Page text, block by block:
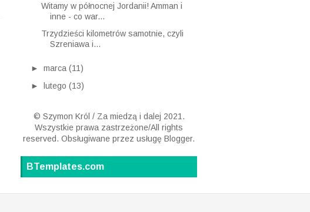
Witamy w północnej Jordanii! Amman i
inne - co war...
Trzydzieści kilometrów samotnie, czyli
Szreniawa i...
► marca (11)
►
lutego (13)
© Szymon Król / Za miedzą i dalej 2021.
Wszystkie prawa zastrzeżone/All rights
reserved. Obsługiwane przez usługę Blogger.
BTemplates.com